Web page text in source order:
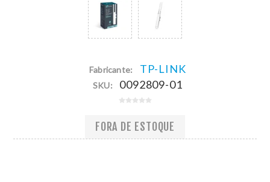
Fabricante: TP-LINK
SKU: 0092809-01
FORA DE ESTOQUE